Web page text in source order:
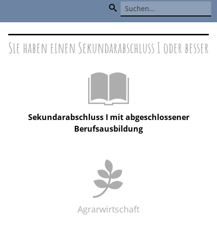
Sie haben einen Sekundarabschluss I oder besser
Sekundarabschluss I mit abgeschlossener
Berufsausbildung
Agrarwirtschaft